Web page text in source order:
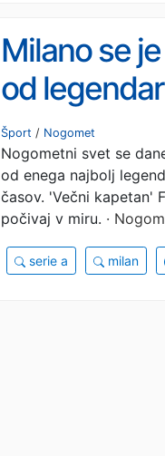
Milano se
od
kapetana:
Franca
na tisoče
znanih
Šport / Nogomet
Nogometni svet se
od enega najbolj
časov. 'Večni kapetan'
počivaj v miru. ·
serie a milan